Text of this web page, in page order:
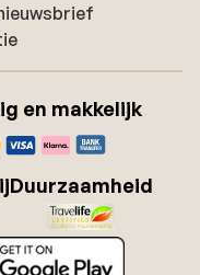
en makkelijk
Duurzaamheid